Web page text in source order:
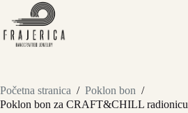
Preskoči
sadržaj
Početna stranica / Poklon bon /
Poklon bon za CRAFT&CHILL radionicu